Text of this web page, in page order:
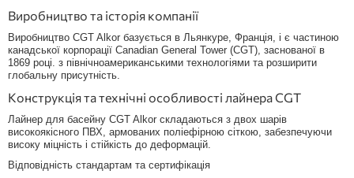
Виробництво та історія компанії
Виробництво CGT Alkor базується в Льянкуре, Франція, і є частиною
канадської корпорації Canadian General Tower (CGT), заснованої в
1869 році. з північноамериканськими технологіями та розширити
глобальну присутність.
Конструкція та технічні особливості лайнера CGT
Лайнер для басейну CGT Alkor складаються з двох шарів
високоякісного ПВХ, армованих поліефірною сіткою, забезпечуючи
високу міцність і стійкість до деформацій.
Відповідність стандартам та сертифікація